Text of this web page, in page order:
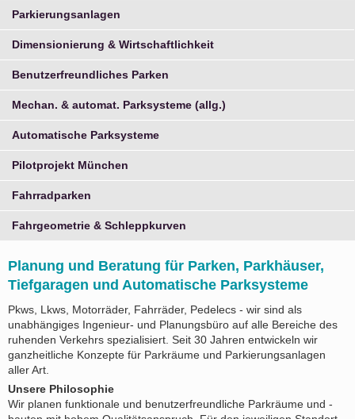
Parkierungsanlagen
Dimensionierung & Wirtschaftlichkeit
Benutzerfreundliches Parken
Mechan. & automat. Parksysteme (allg.)
Automatische Parksysteme
Pilotprojekt München
Fahrradparken
Fahrgeometrie & Schleppkurven
Planung und Beratung für Parken, Parkhäuser,
Tiefgaragen und Automatische Parksysteme
Pkws, Lkws, Motorräder, Fahrräder, Pedelecs - wir sind als
unabhängiges Ingenieur- und Planungsbüro auf alle Bereiche des
ruhenden Verkehrs spezialisiert. Seit 30 Jahren entwickeln wir
ganzheitliche Konzepte für Parkräume und Parkierungsanlagen
aller Art.
Unsere Philosophie
Wir planen funktionale und benutzerfreundliche Parkräume und -